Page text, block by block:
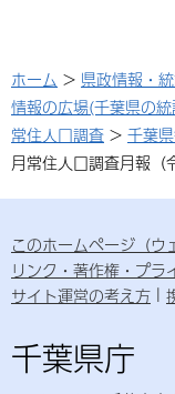
ホーム > 県政情報・
情報の広場(千葉県の
常住人口調査 > 千葉
月常住人口調査月報（
このホームページ（ウ
リンク・著作権・プラ
サイト運営の考え方
千葉県庁